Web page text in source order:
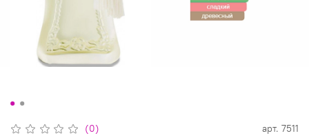
(0) арт. 7511